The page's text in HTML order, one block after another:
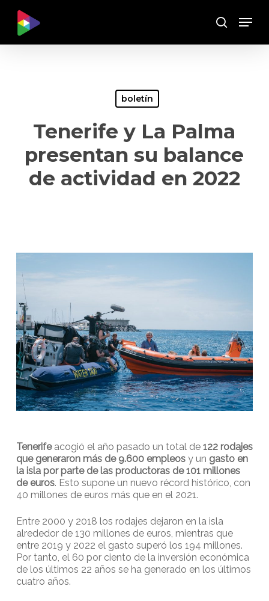
main
Buscar
Menu
boletín
Tenerife y La Palma
presentan su balance
de actividad en 2022
Tenerifeacogió el año pasado un total de122 rodajes
que generaron más de 9.600 empleos y un gasto en
la isla por parte de las productoras de 101 millones
de euros. Esto supone un nuevo récord histórico, con
40 millones de euros más que en el 2021.
Entre 2000 y 2018 los rodajes dejaron en la isla
alrededor de 130 millones de euros, mientras que
entre 2019 y 2022 el gasto superó los 194 millones.
Por tanto, el 60 por ciento de la inversión económica
de los últimos 22 años se ha generado en los últimos
cuatro años.